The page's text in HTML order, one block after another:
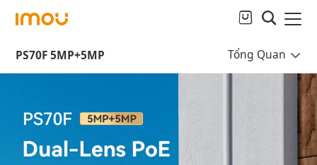
PS70F 5MP+5MP Tổng Quan